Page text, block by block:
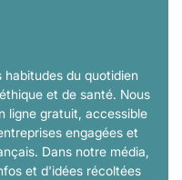
habitudes du quotidien
et de santé. Nous
ligne gratuit, accessible
engagées et
Dans notre média,
et d'idées récoltées